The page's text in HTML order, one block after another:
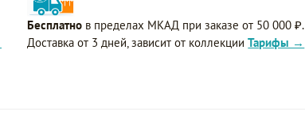
Бесплатно в пределах МКАД при заказе от 50 000 ₽.
Доставка от 3 дней, зависит от коллекцииТарифы →